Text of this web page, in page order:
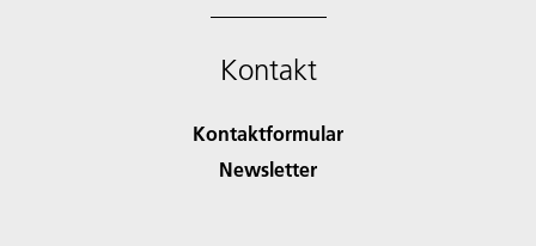
Kontakt
Kontaktformular
Newsletter